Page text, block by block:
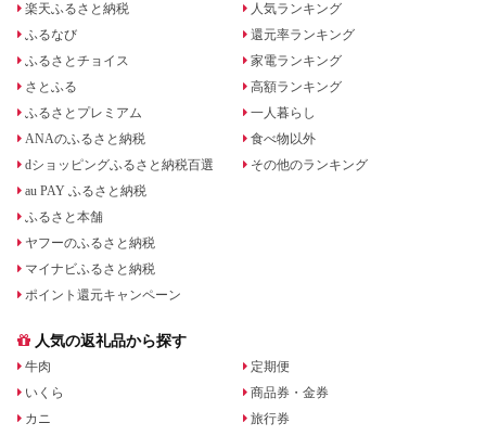
楽天ふるさと納税
ふるなび
ふるさとチョイス
さとふる
ふるさとプレミアム
ANAのふるさと納税
dショッピングふるさと納税百選
au PAY ふるさと納税
ふるさと本舗
ヤフーのふるさと納税
マイナビふるさと納税
ポイント還元キャンペーン
人気ランキング
還元率ランキング
家電ランキング
高額ランキング
一人暮らし
食べ物以外
その他のランキング
人気の返礼品から探す
牛肉
いくら
カニ
定期便
商品券・金券
旅行券